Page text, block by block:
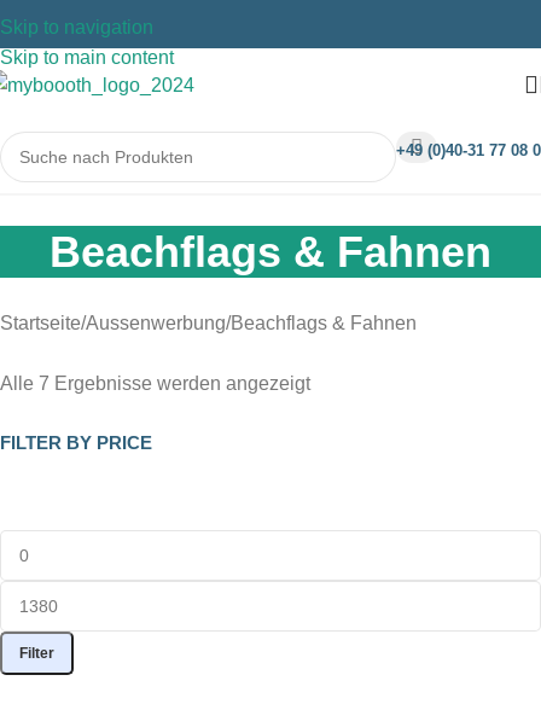
Skip to navigation
Skip to main content
+49 (0)40-31 77 08 0
Beachflags & Fahnen
Startseite Aussenwerbung Beachflags & Fahnen
Alle 7 Ergebnisse werden angezeigt
FILTER BY PRICE
Filter